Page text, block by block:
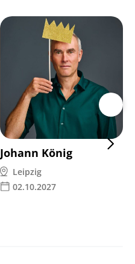
Johann König
Leipzig
02.10.2027